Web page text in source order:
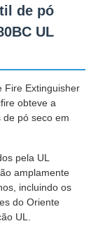
de pó
UL
Fire Extinguisher
obteve a
de pó seco em
pela UL
amplamente
incluindo os
do Oriente
UL.